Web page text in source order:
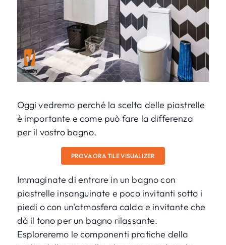
Oggi vedremo perché la scelta delle piastrelle
è importante e come può fare la differenza
per il vostro bagno.
PROVA ORA TILE VISUALIZER
Immaginate di entrare in un bagno con
piastrelle insanguinate e poco invitanti sotto i
piedi o con un'atmosfera calda e invitante che
dà il tono per un bagno rilassante.
Esploreremo le componenti pratiche della